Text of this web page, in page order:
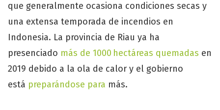
que generalmente ocasiona condiciones secas y
una extensa temporada de incendios en
Indonesia. La provincia de Riau ya ha
presenciado más de 1000 hectáreas quemadas en
2019 debido a la ola de calor y el gobierno
está preparándose para más.